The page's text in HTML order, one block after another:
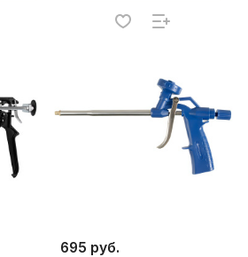
695 руб.